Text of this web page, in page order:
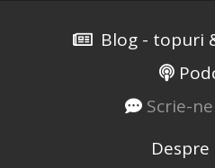
Blog - topuri
Scrie-